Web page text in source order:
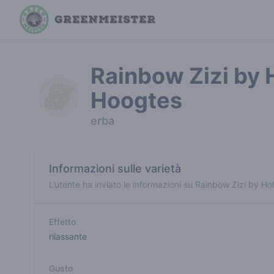
Rainbow Zizi by
Hoogtes
erba
Informazioni sulle varietà
L’utente ha inviato le informazioni su Rainbow Zizi by
Effetto
rilassante
Gusto